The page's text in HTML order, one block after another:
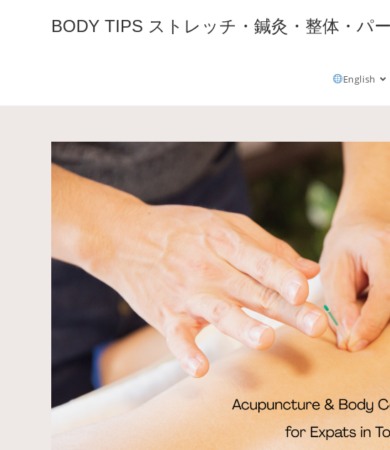
BODY TIPS ストレッチ・鍼灸・整体・パ
English